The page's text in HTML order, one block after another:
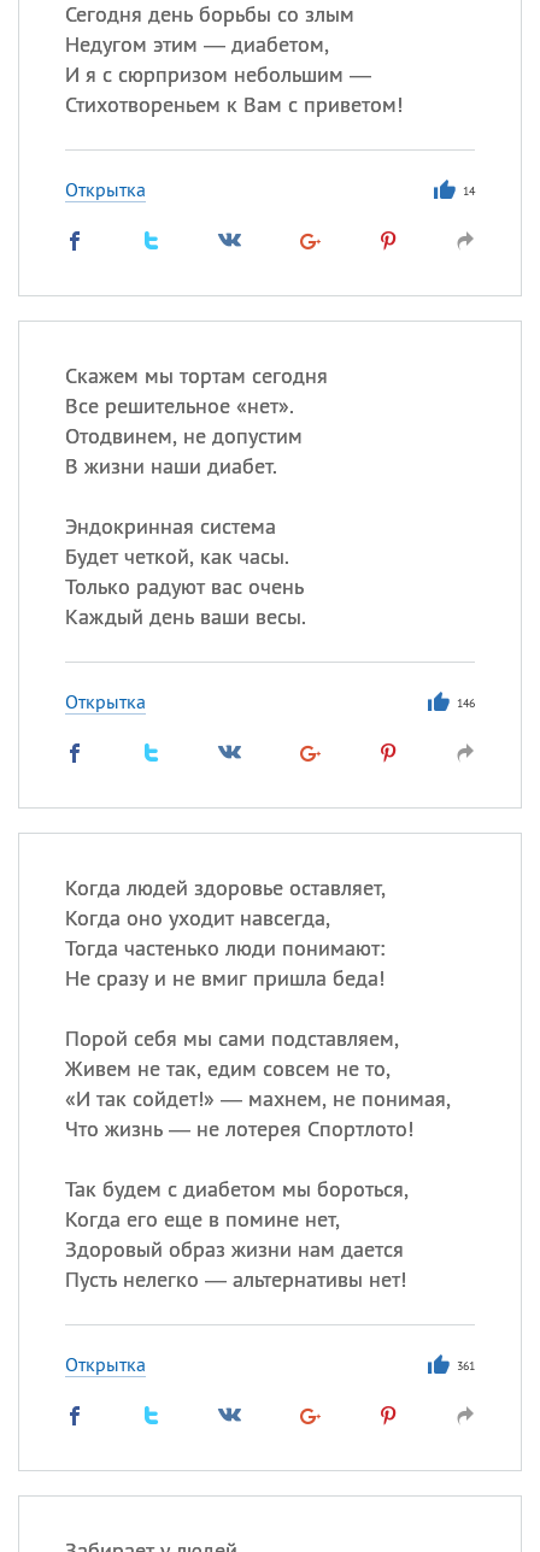
Сегодня день борьбы со злым
Недугом этим — диабетом,
И я с сюрпризом небольшим —
Стихотвореньем к Вам с приветом!
Открытка 14
Скажем мы тортам сегодня
Все решительное «нет».
Отодвинем, не допустим
В жизни наши диабет.
Эндокринная система
Будет четкой, как часы.
Только радуют вас очень
Каждый день ваши весы.
Открытка 146
Когда людей здоровье оставляет,
Когда оно уходит навсегда,
Тогда частенько люди понимают:
Не сразу и не вмиг пришла беда!
Порой себя мы сами подставляем,
Живем не так, едим совсем не то,
«И так сойдет!» — махнем, не понимая,
Что жизнь — не лотерея Спортлото!
Так будем с диабетом мы бороться,
Когда его еще в помине нет,
Здоровый образ жизни нам дается
Пусть нелегко — альтернативы нет!
Открытка 361